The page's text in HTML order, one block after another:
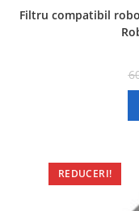
Filtru compatibil
REDUCERI!